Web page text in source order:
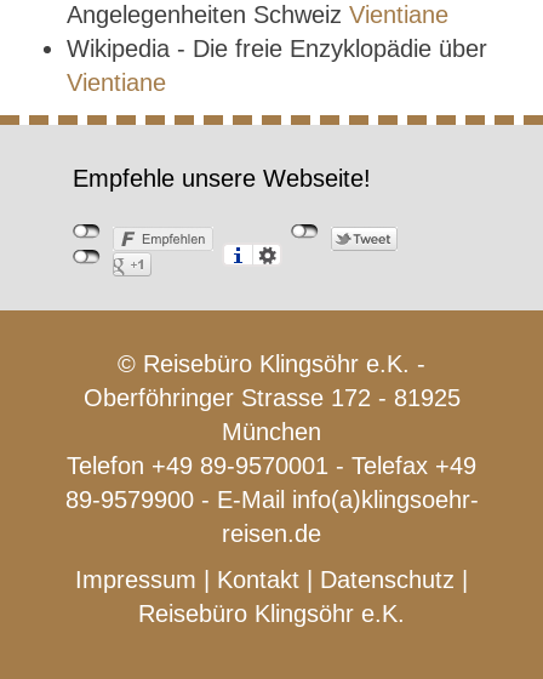
Angelegenheiten Schweiz Vientiane
Wikipedia - Die freie Enzyklopädie über
Vientiane
Empfehle unsere Webseite!
© Reisebüro Klingsöhr e.K. -
Oberföhringer Strasse 172 - 81925
München
Telefon +49 89-9570001 - Telefax +49
89-9579900 - E-Mail info(a)klingsoehr-
reisen.de
Impressum
Kontakt Datenschutz
Reisebüro Klingsöhr e.K.